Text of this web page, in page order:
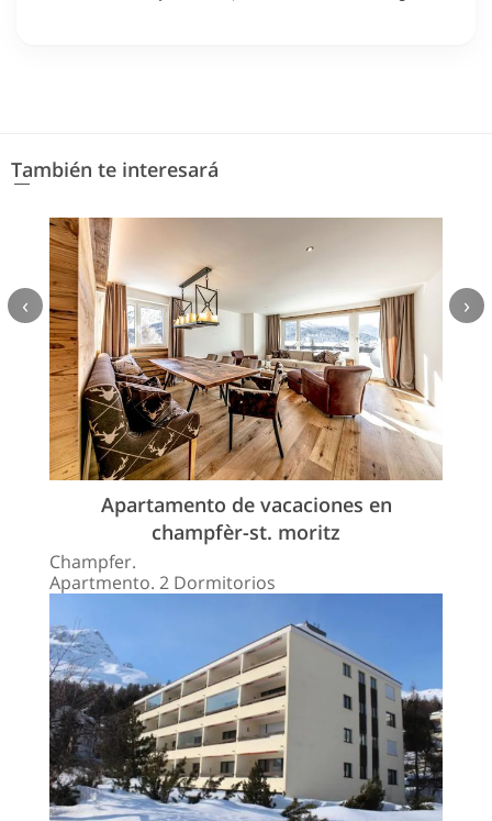
También te interesará
Apartamento de vacaciones en
champfèr-st. moritz
Champfer.
Apartmento. 2 Dormitorios
‹ ›